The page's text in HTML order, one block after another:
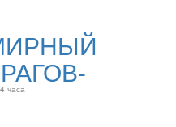
часа